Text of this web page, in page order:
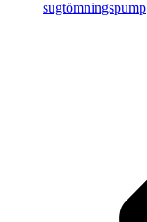
sugtömningspump